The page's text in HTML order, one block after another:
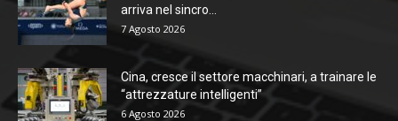
arriva nel sincro...
7 Agosto 2026
Cina, cresce il settore macchinari, a trainare le
“attrezzature intelligenti”
6 Agosto 2026